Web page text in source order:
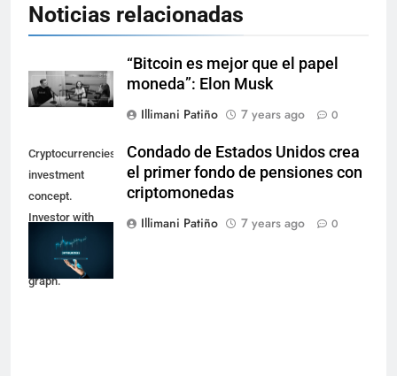
Noticias relacionadas
“Bitcoin es mejor que el papel
moneda”: Elon Musk
Illimani Patiño
7 years ago 0
Cryptocurrencies
investment
concept.
Investor with
digital tablet and
virtual tradeview
graph.
Condado de Estados Unidos crea
el primer fondo de pensiones con
criptomonedas
Illimani Patiño
7 years ago 0